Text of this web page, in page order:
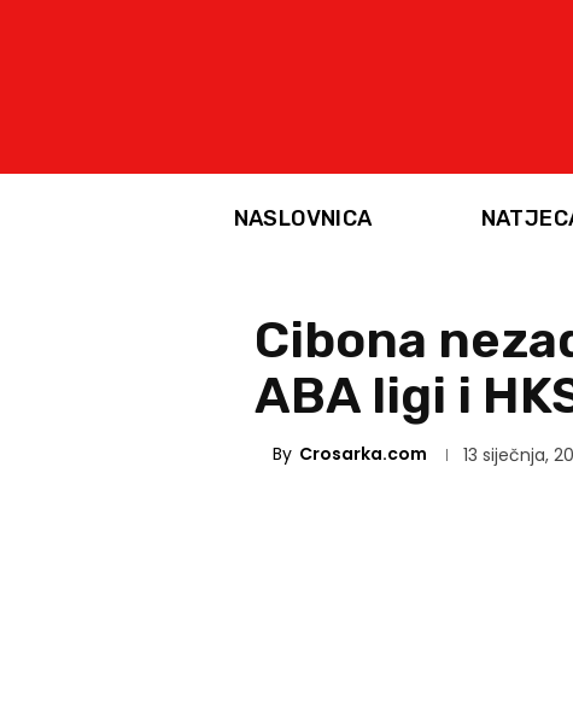
NASLOVNICA
Cibona
ABA ligi i
By Crosarka.com 13 siječnja,